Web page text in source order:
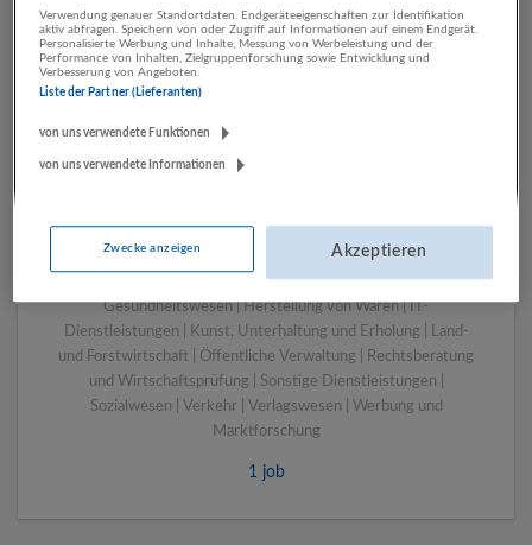
Bergheim bei Salzburg
Bau | Beherbergung und Gastronomie | Einzelhandel |
Energieversorgung | Finanz- und Versicherungsleistungen |
Gesundheitswesen | Herstellung von Waren | IT-
Dienstleistungen | Kunst, Unterhaltung und Erholung | Land-
und Forstwirtschaft | Öffentliche Verwaltung | Rechtsberatung
und Wirtschaftsprüfung | Sonstige Dienstleistungen |
Sozialwesen | Verkehr | Verlagswesen | Werbung und
Marktforschung
1 job
Verwendung genauer Standortdaten. Endgeräteeigenschaften zur Identifikation
aktiv abfragen. Speichern von oder Zugriff auf Informationen auf einem Endgerät.
Personalisierte Werbung und Inhalte, Messung von Werbeleistung und der
Performance von Inhalten, Zielgruppenforschung sowie Entwicklung und
Verbesserung von Angeboten.
Liste der Partner (Lieferanten)
von uns verwendete Funktionen
von uns verwendete Informationen
Zwecke anzeigen Akzeptieren